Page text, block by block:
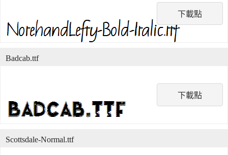
下載點
下載點
Badcab.ttf
Scottsdale-Normal.ttf